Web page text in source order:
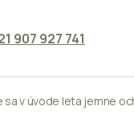
907 927 741
sa v úvode leta jemne